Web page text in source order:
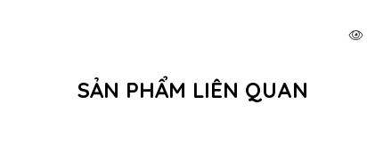
SẢN PHẨM LIÊN QUAN